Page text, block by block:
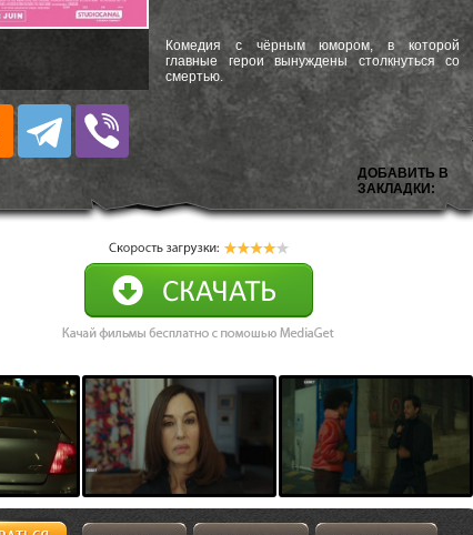
Комедия с чёрным юмором, в которой
главные герои вынуждены столкнуться со
смертью.
ДОБАВИТЬ В
ЗАКЛАДКИ: